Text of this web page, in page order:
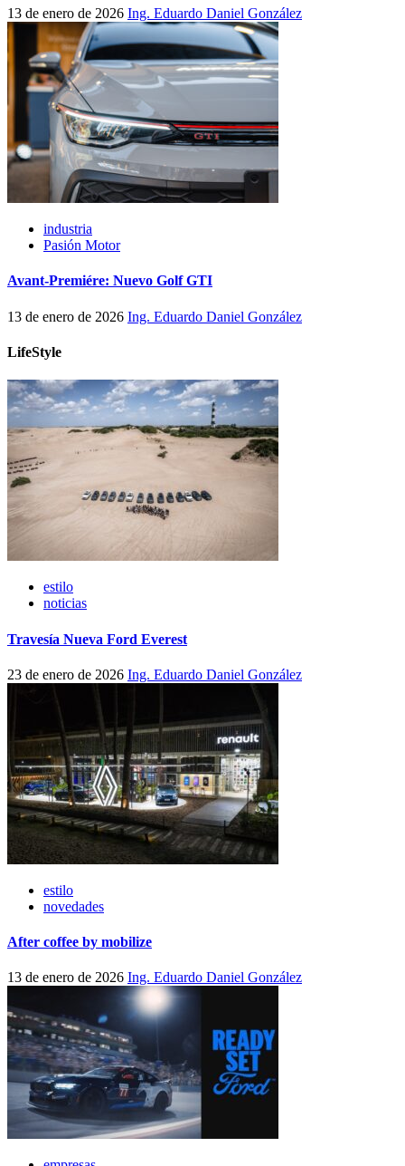
13 de enero de 2026 Ing. Eduardo Daniel González
industria
Pasión Motor
Avant-Premiére: Nuevo Golf GTI
13 de enero de 2026 Ing. Eduardo Daniel González
LifeStyle
estilo
noticias
Travesía Nueva Ford Everest
23 de enero de 2026 Ing. Eduardo Daniel González
estilo
novedades
After coffee by mobilize
13 de enero de 2026 Ing. Eduardo Daniel González